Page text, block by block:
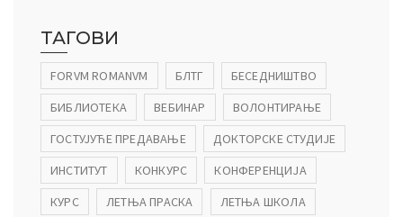
ТАГОВИ
FORVM ROMANVM БЛТГ
БЕСЕДНИШТВО
БИБЛИОТЕКА
ВЕБИНАР
ВОЛОНТИРАЊЕ
ГОСТУЈУЋЕ ПРЕДАВАЊЕ
ДОКТОРСКЕ СТУДИЈЕ
ИНСТИТУТ
КОНКУРС
КОНФЕРЕНЦИЈА
КУРС
ЛЕТЊА ПРАСКА
ЛЕТЊА ШКОЛА